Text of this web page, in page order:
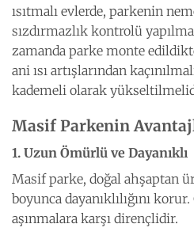
ısıtmalı evlerde, parkenin
sızdırmazlık kontrolü
zamanda parke monte
ani ısı artışlarından
kademeli olarak
Masif Parkenin
1. Uzun Ömürlü ve Dayanıklı
Masif parke, doğal ahşaptan
boyunca dayanıklılığını
aşınmalara karşı dirençlidir.